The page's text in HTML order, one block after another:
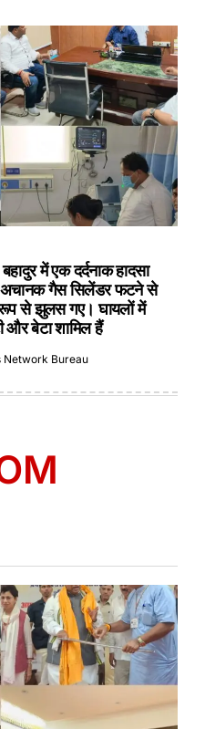
में एक दर्दनाक हादसा
अचानक गैस सिलेंडर फटने से
रूप से झुलस गए। घायलों में
और बेटा शामिल हैं
Network Bureau